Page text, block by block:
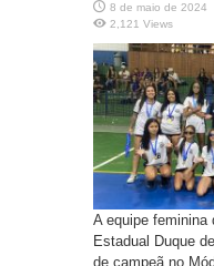
8 de maio de 2024
2,121 Views
A equipe feminina
Estadual Duque
de campeã no